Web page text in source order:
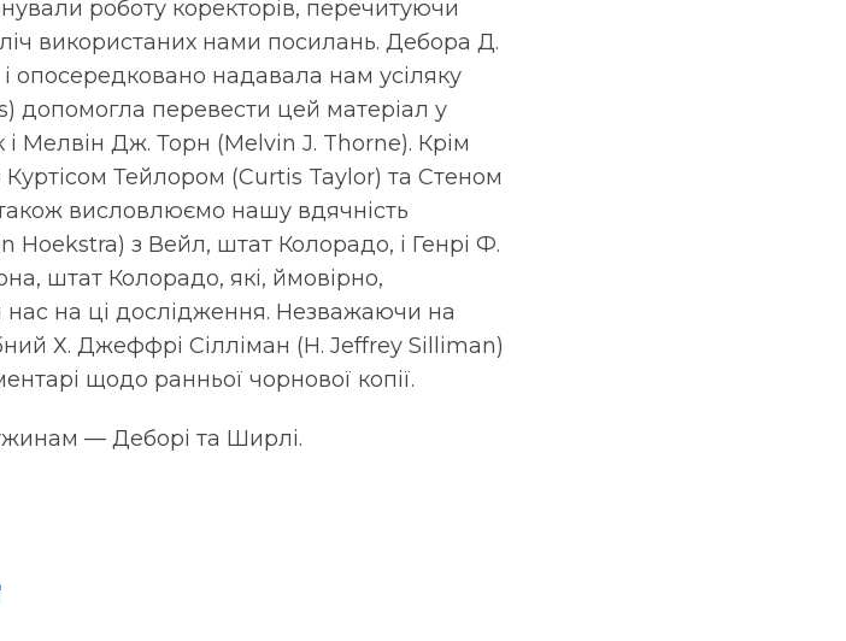
роботу коректорів, перечитуючи
використаних нами посилань. Дебора Д.
опосередковано надавала нам усіляку
допомогла перевести цей матеріал у
Мелвін Дж. Торн (Melvin J. Thorne). Крім
Тейлором (Curtis Taylor) та Стеном
висловлюємо нашу вдячність
Hoekstra) з Вейл, штат Колорадо, і Генрі Ф.
штат Колорадо, які, ймовірно,
на ці дослідження. Незважаючи на
Х. Джеффрі Сілліман (H. Jeffrey Silliman)
щодо ранньої чорнової копії.
— Деборі та Ширлі.